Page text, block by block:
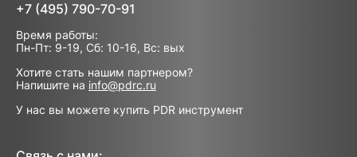
+7 (495) 790-70-91
Время работы:
Пн-Пт: 9-19, Сб: 10-16, Вс: вых
Хотите стать нашим партнером?
Напишите на info@pdrc.ru
У нас вы можете купить PDR инструмент